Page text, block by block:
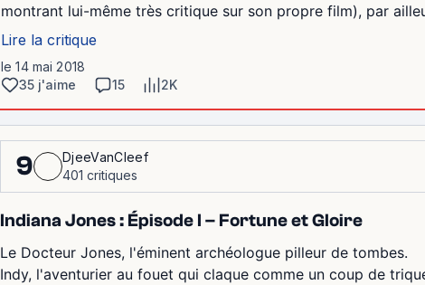
montrant lui-même très critique sur son propre film), par
Lire la critique
le 14 mai 2018
35 j'aime
15 2K
9
DjeeVanCleef
401 critiques
Indiana Jones : Épisode I – Fortune et Gloire
Le Docteur Jones, l'éminent archéologue pilleur de tombes.
Indy, l'aventurier au fouet qui claque comme un coup de